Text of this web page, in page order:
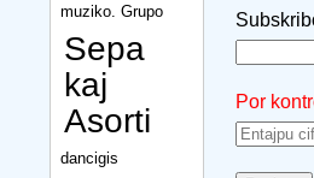
muziko. Grupo
Sepa
kaj
Asorti
dancigis
Por